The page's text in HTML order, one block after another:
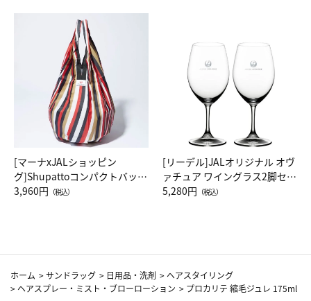
[マーナxJALショッピン
グ]Shupattoコンパクトバッグ
Drop JAL客室乗務員（LC）ス
3,960円 （税込）
[リーデル]JALオリジナル オヴ
ァチュア ワイングラス2脚セッ
ト（レッドワイン）
5,280円 （税込）
ホーム >サンドラッグ > 日用品・洗剤 > ヘアスタイリング
> ヘアスプレー・ミスト・ブローローション > プロカリテ 縮毛ジュレ 175ml